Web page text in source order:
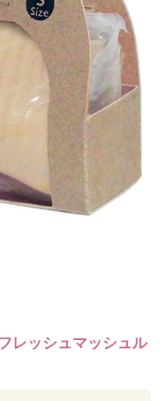
レッシュマッシュル